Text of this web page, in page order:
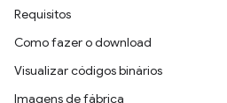
Requisitos
Como fazer o download
Visualizar códigos binários
Imagens de fábrica